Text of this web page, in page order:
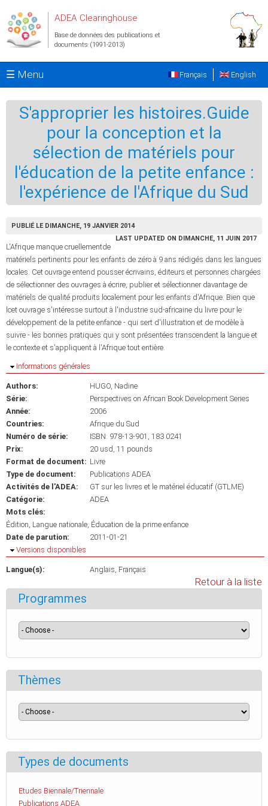
ADEA Clearinghouse
Base de données des publications et
documents (1991-2013)
☰ Menu English
Français
S'approprier les histoires.Guide
pour la conception et la
sélection de matériels pour
l'éducation de la petite enfance :
l'expérience de l'Afrique du Sud
PUBLIÉ LE DIMANCHE, 19 JANVIER 2014
LAST UPDATED ON DIMANCHE, 11 JUIN 2017
L'Afrique manque cruellementde
matériels pertinents pour les enfants de zéro à 9 ans rédigés dans les langues
locales. Cet ouvrage entend pousser écrivains, éditeurs et personnes chargées
de sélectionner des ouvrages à écrire, publier et sélectionner davantage de
matériels de qualité produits localement pour les enfants d'Afrique. Bien que
lcet ouvrage s'intéresse surtout à l'industrie sud-africaine du livre pour le
développement de la petite enfance - qui sert d'illustration et de modèle à
suivre - les bonnes pratiques qui y sont présentées transcendent la langue et
le contexte et s'appliquent à l'Afrique tout entière.
Masquer
Informations générales
Authors:
HUGO, Nadine
Série:
Perspectives on African Book Development Series
Année:
2006
Countries:
Afrique du Sud
Numéro de série:
ISBN: 978-13-901, 183 0241
Prix:
20 usd, 11 pounds
Format de document: Livre
Type de document:
Publications ADEA
Activités de l'ADEA:
GT sur les livres et le matériel éducatif (GTLME)
Catégorie:
ADEA
Mots clés:
Édition Langue nationale Éducation de la prime enfance
Date de parution:
2011-01-21
Masquer
Versions disponibles
Langue(s): Anglais Français
Retour à la liste
Programmes
Thèmes
Types de documents
Etudes Biennale/Triennale
Publications ADEA